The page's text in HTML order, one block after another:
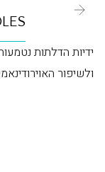
ידיות הדלתות
ולשיפור